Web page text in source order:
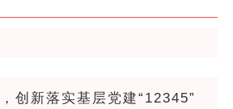
创新落实基层党建“12345”